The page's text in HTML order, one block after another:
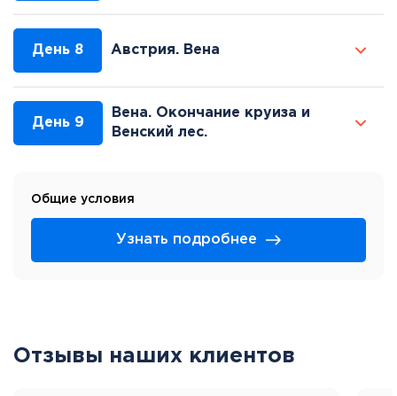
День 8 Австрия. Вена
День 9
Вена. Окончание круиза и
Венский лес.
Общие условия
Узнать подробнее
Отзывы наших клиентов